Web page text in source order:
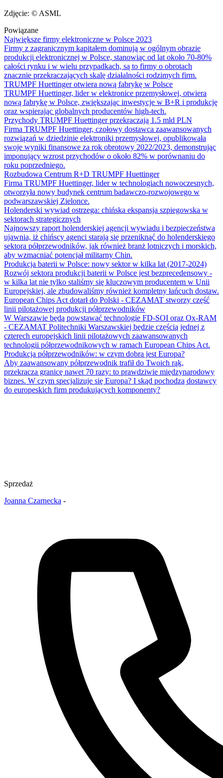
Zdjęcie: © ASML
Powiązane
Największe firmy elektroniczne w Polsce 2023
Firmy z zagranicznym kapitałem dominują w ogólnym obrazie
produkcji elektronicznej w Polsce, stanowiąc od lat około 70-80%
całości rynku i w wielu przypadkach, są to firmy o obrotach
znacznie przekraczających skalę działalności rodzimych firm.
TRUMPF Huettinger otwiera nową fabrykę w Polsce
TRUMPF Huettinger, lider w elektronice przemysłowej, otwiera
nową fabrykę w Polsce, zwiększając inwestycje w B+R i produkcję
oraz wspierając globalnych producentów high-tech.
Przychody TRUMPF Huettinger przekraczają 1.5 mld PLN
Firma TRUMPF Huettinger, czołowy dostawca zaawansowanych
rozwiązań w dziedzinie elektroniki przemysłowej, opublikowała
swoje wyniki finansowe za rok obrotowy 2022/2023, demonstrując
imponujący wzrost przychodów o około 82% w porównaniu do
roku poprzedniego.
Rozbudowa Centrum R+D TRUMPF Huettinger
Firma TRUMPF Huettinger, lider w technologiach nowoczesnych,
otworzyła nowy budynek centrum badawczo-rozwojowego w
podwarszawskiej Zielonce.
Holenderski wywiad ostrzega: chińska ekspansja szpiegowska w
sektorach strategicznych
Najnowszy raport holenderskiej agencji wywiadu i bezpieczeństwa
ujawnia, iż chińscy agenci starają się przeniknąć do holenderskiego
sektora półprzewodników, jak również branż lotniczych i morskich,
aby wzmacniać potencjał militarny Chin.
Produkcja baterii w Polsce: nowy sektor w kilka lat (2017-2024)
Rozwój sektora produkcji baterii w Polsce jest bezprecedensowy -
w kilka lat nie tylko staliśmy się kluczowym producentem w Unii
Europejskiej, ale zbudowaliśmy również kompletny łańcuch dostaw.
European Chips Act dotarł do Polski - CEZAMAT stworzy część
linii pilotażowej produkcji półprzewodników
W Warszawie będą powstawać technologie FD-SOI oraz Ox-RAM
- CEZAMAT Politechniki Warszawskiej będzie częścią jednej z
czterech europejskich linii pilotażowych zaawansowanych
technologii półprzewodnikowych w ramach European Chips Act.
Produkcja półprzewodników: w czym dobra jest Europa?
Aby zaawansowany półprzewodnik trafił do Twoich rąk,
przekracza granicę nawet 70 razy: to prawdziwie międzynarodowy
biznes. W czym specjalizuje się Europa? I skąd pochodzą dostawcy
do europeskich firm produkujących komponenty?
Sprzedaż
Joanna Czarnecka -